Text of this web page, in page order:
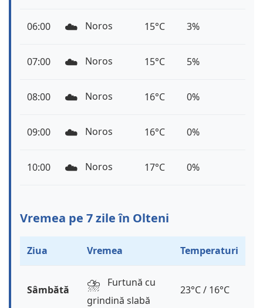
06:00 ☁️ Noros 15°C 3%
07:00 ☁️ Noros 15°C 5%
08:00 ☁️ Noros 16°C 0%
09:00 ☁️ Noros 16°C 0%
10:00 ☁️ Noros 17°C 0%
Vremea pe 7 zile în Olteni
Ziua Vremea Temperaturi
Sâmbătă ⛈️
Furtună cu
grindină slabă
23°C / 16°C